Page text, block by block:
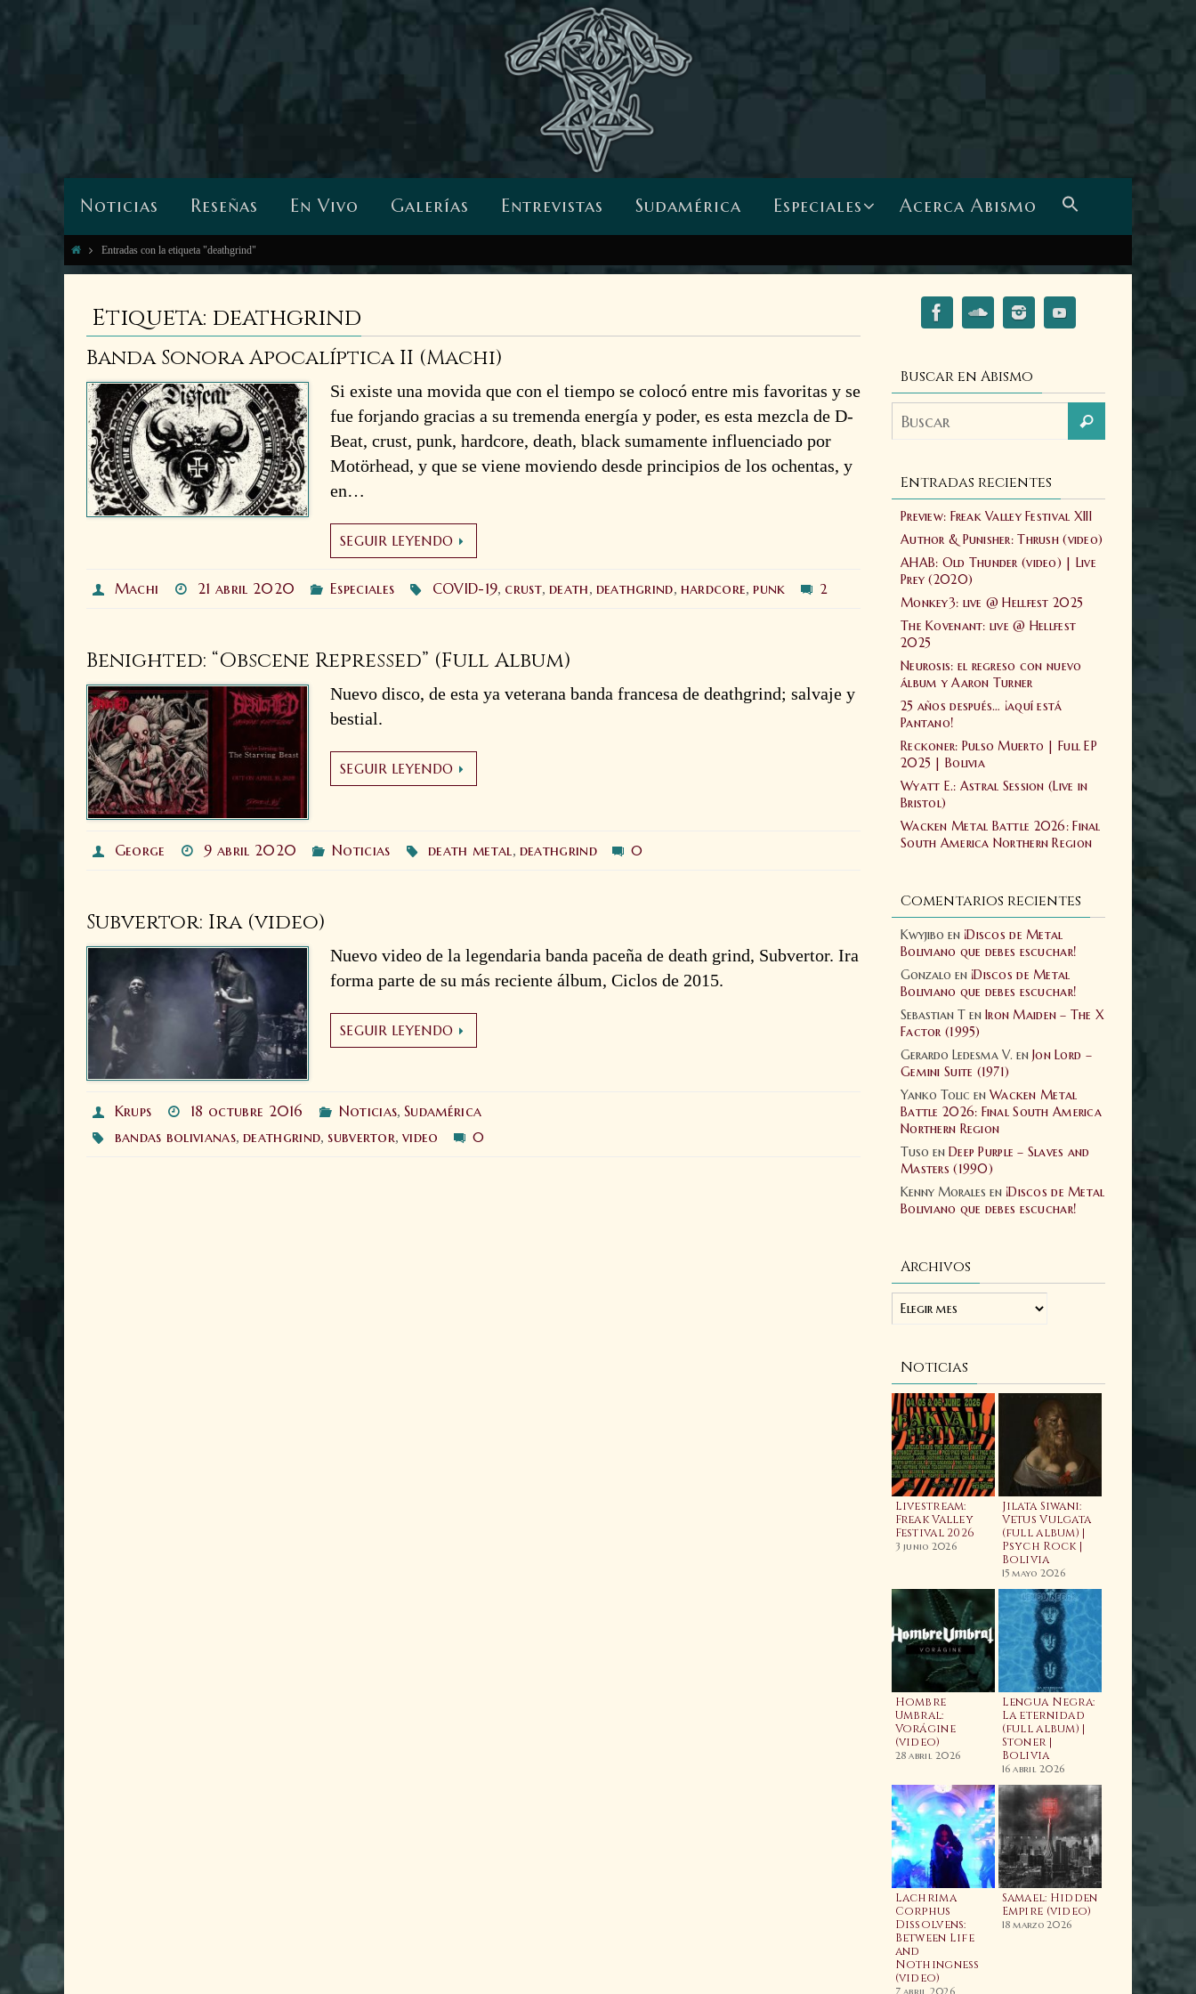
Noticias Reseñas En Vivo Galerías Entrevistas Sudamérica Especiales Acerca Abismo
Entradas con la etiqueta "deathgrind"
Etiqueta: deathgrind
Banda Sonora Apocalíptica II (Machi)
Si existe una movida que con el tiempo se colocó entre mis favoritas y se
fue forjando gracias a su tremenda energía y poder, es esta mezcla de D-
Beat, crust, punk, hardcore, death, black sumamente influenciado por
Motörhead, y que se viene moviendo desde principios de los ochentas, y
en…
SEGUIR LEYENDO
Machi 21 abril 2020 Especiales COVID-19, crust, death, deathgrind, hardcore,punk 2
Benighted: “Obscene Repressed” (Full Album)
Nuevo disco, de esta ya veterana banda francesa de deathgrind; salvaje y
bestial.
SEGUIR LEYENDO
George 9 abril 2020 Noticias death metal , deathgrind 0
Subvertor: Ira (video)
Nuevo video de la legendaria banda paceña de death grind, Subvertor. Ira
forma parte de su más reciente álbum, Ciclos de 2015.
SEGUIR LEYENDO
Krups 18 octubre 2016 Noticias,Sudamérica
bandas bolivianas,deathgrind, subvertor,video 0
Buscar en Abismo
Entradas recientes
Preview: Freak Valley Festival XIII
Author & Punisher: Thrush (video)
AHAB: Old Thunder (video) | Live
Prey (2020)
Monkey3: live @ Hellfest 2025
The Kovenant: live @ Hellfest
2025
Neurosis: el regreso con nuevo
álbum y Aaron Turner
25 años después… ¡aquí está
Pantano!
Reckoner: Pulso Muerto | Full EP
2025 | Bolivia
Wyatt E.: Astral Session (Live in
Bristol)
Wacken Metal Battle 2026: Final
South America Northern Region
Comentarios recientes
Kwyjibo en ¡Discos de Metal
Boliviano que debes escuchar!
Gonzalo en ¡Discos de Metal
Boliviano que debes escuchar!
Sebastian T en Iron Maiden – The X
Factor (1995)
Gerardo Ledesma V. en Jon Lord –
Gemini Suite (1971)
Yanko Tolic en Wacken Metal
Battle 2026: Final South America
Northern Region
Tuso en Deep Purple – Slaves and
Masters (1990)
Kenny Morales en ¡Discos de Metal
Boliviano que debes escuchar!
Archivos
Noticias
Livestream:
Freak Valley
Festival 2026
3 junio 2026
Jilata Siwani:
Vetus Vulgata
(full album) |
Psych Rock |
Bolivia
15 mayo 2026
Hombre
Umbral:
Vorágine
(video)
28 abril 2026
Lengua Negra:
La eternidad
(full album) |
Stoner |
Bolivia
16 abril 2026
Lachrima
Corphus
Dissolvens:
Between Life
and
Nothingness
(video)
7 abril 2026
Samael: Hidden
Empire (video)
18 marzo 2026
Battle 2026:
BOLIVIA |
Nacional
The Psychic
Vampire
Video) |